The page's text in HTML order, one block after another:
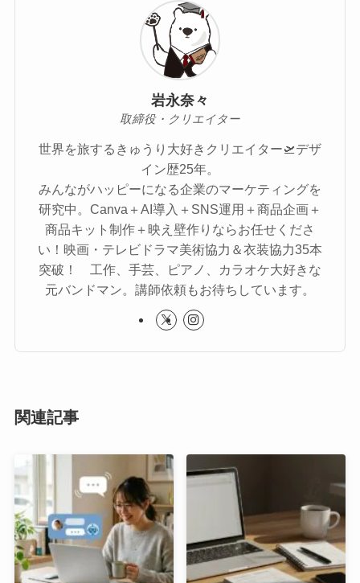
岩永奈々
取締役・クリエイター
世界を旅するきゅうり大好きクリエイター🛫デザ
イン歴25年。
みんながハッピーになる企業のマーケティングを
研究中。Canva＋AI導入＋SNS運用＋商品企画＋
商品キット制作＋映え壁作りならお任せくださ
い！映画・テレビドラマ美術協力＆衣装協力35本
突破！ 工作、手芸、ピアノ、カラオケ大好きな
元バンドマン。講師依頼もお待ちしています。
関連記事